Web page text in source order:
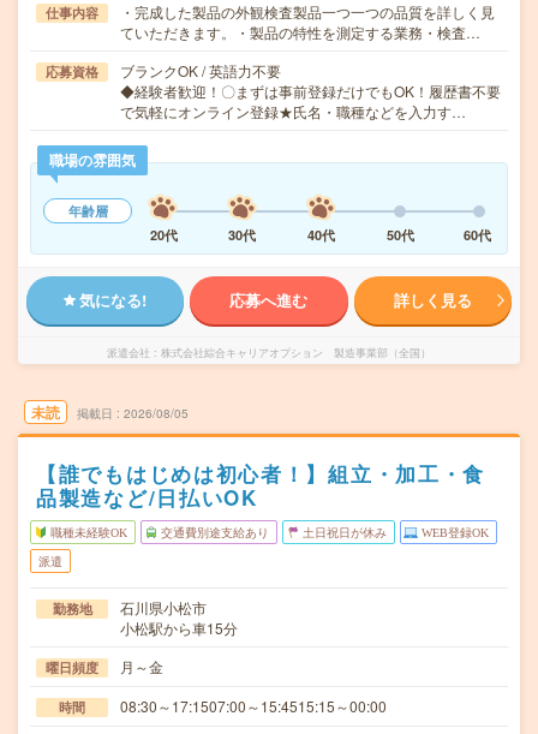
仕事内容
・完成した製品の外観検査製品一つ一つの品質を詳しく見
ていただきます。・製品の特性を測定する業務・検査…
応募資格
ブランクOK / 英語力不要
◆経験者歓迎！〇まずは事前登録だけでもOK！履歴書不要
で気軽にオンライン登録★氏名・職種などを入力す…
職場の雰囲気
年齢層
20代
30代 40代 50代 60代
気になる! 応募へ進む 詳しく見る
派遣会社 株式会社綜合キャリアオプション 製造事業部（全国）
未読 掲載日 2026/08/05
【誰でもはじめは初心者！】組立・加工・食
品製造など/日払いOK
職種未経験OK 交通費別途支給あり 土日祝日が休み WEB登録OK
派遣
勤務地
石川県小松市
小松駅から車15分
曜日頻度 月～金
時間 08:30～17:1507:00～15:4515:15～00:00